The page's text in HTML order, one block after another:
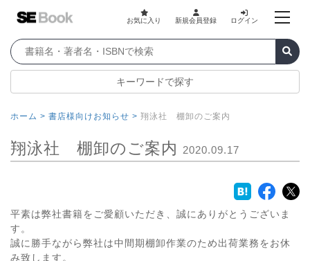
お気に入り 新規会員登録 ログイン
キーワードで探す
ホーム > 書店様向けお知らせ > 翔泳社 棚卸のご案内
翔泳社 棚卸のご案内 2020.09.17
平素は弊社書籍をご愛顧いただき、誠にありがとうございま
す。
誠に勝手ながら弊社は中間期棚卸作業のため出荷業務をお休
み致します。